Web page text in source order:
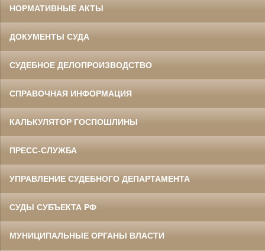
НОРМАТИВНЫЕ АКТЫ
ДОКУМЕНТЫ СУДА
СУДЕБНОЕ ДЕЛОПРОИЗВОДСТВО
СПРАВОЧНАЯ ИНФОРМАЦИЯ
КАЛЬКУЛЯТОР ГОСПОШЛИНЫ
ПРЕСС-СЛУЖБА
УПРАВЛЕНИЕ СУДЕБНОГО ДЕПАРТАМЕНТА
СУДЫ СУБЪЕКТА РФ
МУНИЦИПАЛЬНЫЕ ОРГАНЫ ВЛАСТИ